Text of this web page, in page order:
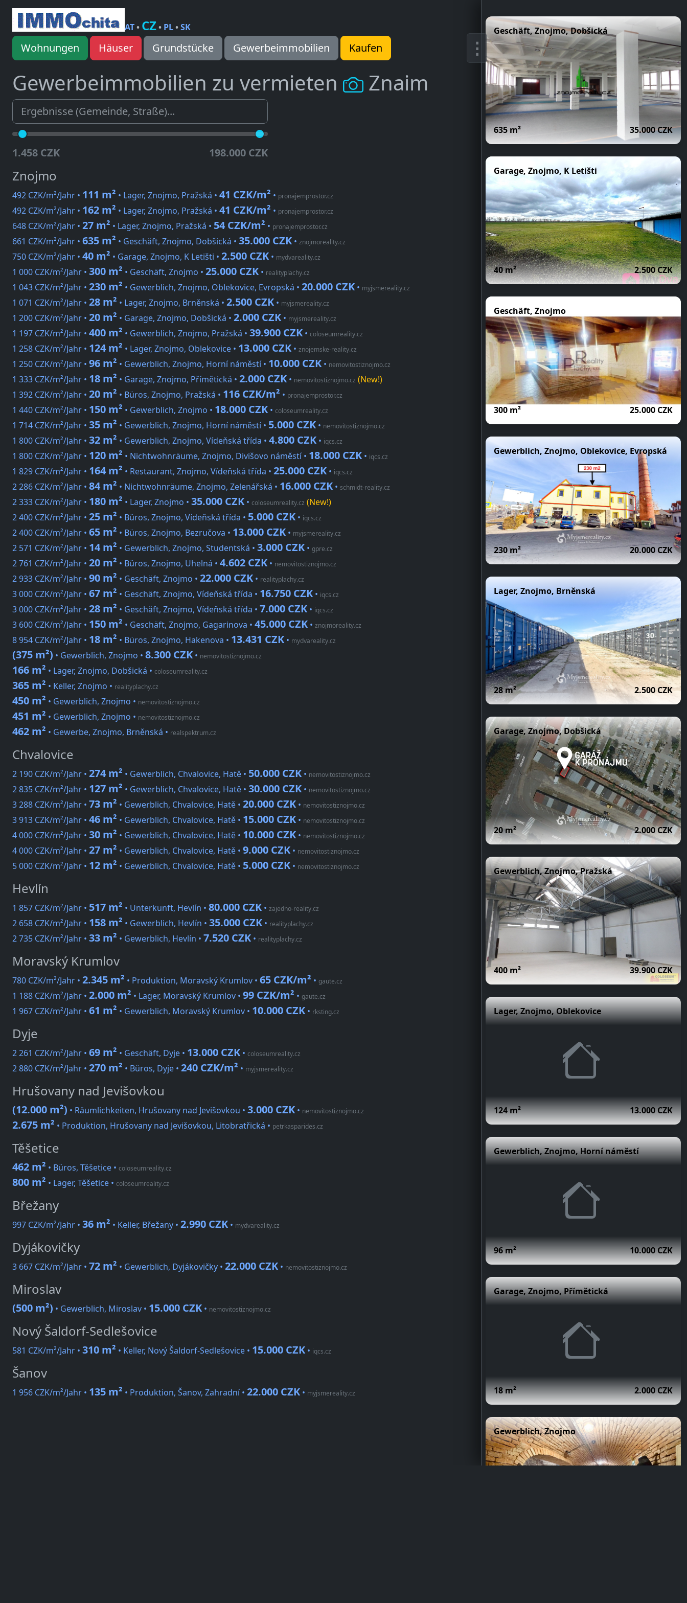
AT• CZ• PL•SK
Wohnungen Häuser Grundstücke Gewerbeimmobilien Kaufen
Gewerbeimmobilien zu vermieten Znaim
1.458 CZK 198.000 CZK
Znojmo
492 CZK/m²/Jahr • 111 m² • Lager, Znojmo, Pražská • 41 CZK/m² • pronajemprostor.cz
492 CZK/m²/Jahr • 162 m² • Lager, Znojmo, Pražská • 41 CZK/m² • pronajemprostor.cz
648 CZK/m²/Jahr • 27 m² • Lager, Znojmo, Pražská • 54 CZK/m² • pronajemprostor.cz
661 CZK/m²/Jahr • 635 m² • Geschäft, Znojmo, Dobšická • 35.000 CZK • znojmoreality.cz
750 CZK/m²/Jahr • 40 m² • Garage, Znojmo, K Letišti • 2.500 CZK • mydvareality.cz
1 000 CZK/m²/Jahr • 300 m² • Geschäft, Znojmo • 25.000 CZK • realityplachy.cz
1 043 CZK/m²/Jahr • 230 m² • Gewerblich, Znojmo, Oblekovice, Evropská • 20.000 CZK • myjsmereality.cz
1 071 CZK/m²/Jahr • 28 m² • Lager, Znojmo, Brněnská • 2.500 CZK • myjsmereality.cz
1 200 CZK/m²/Jahr • 20 m² • Garage, Znojmo, Dobšická • 2.000 CZK • myjsmereality.cz
1 197 CZK/m²/Jahr • 400 m² • Gewerblich, Znojmo, Pražská • 39.900 CZK • coloseumreality.cz
1 258 CZK/m²/Jahr • 124 m² • Lager, Znojmo, Oblekovice • 13.000 CZK • znojemske-reality.cz
1 250 CZK/m²/Jahr • 96 m² • Gewerblich, Znojmo, Horní náměstí • 10.000 CZK • nemovitostiznojmo.cz
1 333 CZK/m²/Jahr • 18 m² • Garage, Znojmo, Přímětická • 2.000 CZK • nemovitostiznojmo.cz (New!)
1 392 CZK/m²/Jahr • 20 m² • Büros, Znojmo, Pražská • 116 CZK/m² • pronajemprostor.cz
1 440 CZK/m²/Jahr • 150 m² • Gewerblich, Znojmo • 18.000 CZK • coloseumreality.cz
1 714 CZK/m²/Jahr • 35 m² • Gewerblich, Znojmo, Horní náměstí • 5.000 CZK • nemovitostiznojmo.cz
1 800 CZK/m²/Jahr • 32 m² • Gewerblich, Znojmo, Vídeňská třída • 4.800 CZK • iqcs.cz
1 800 CZK/m²/Jahr • 120 m² • Nichtwohnräume, Znojmo, Divišovo náměstí • 18.000 CZK • iqcs.cz
1 829 CZK/m²/Jahr • 164 m² • Restaurant, Znojmo, Vídeňská třída • 25.000 CZK • iqcs.cz
2 286 CZK/m²/Jahr • 84 m² • Nichtwohnräume, Znojmo, Zelenářská • 16.000 CZK • schmidt-reality.cz
2 333 CZK/m²/Jahr • 180 m² • Lager, Znojmo • 35.000 CZK • coloseumreality.cz (New!)
2 400 CZK/m²/Jahr • 25 m² • Büros, Znojmo, Vídeňská třída • 5.000 CZK • iqcs.cz
2 400 CZK/m²/Jahr • 65 m² • Büros, Znojmo, Bezručova • 13.000 CZK • myjsmereality.cz
2 571 CZK/m²/Jahr • 14 m² • Gewerblich, Znojmo, Studentská • 3.000 CZK • gpre.cz
2 761 CZK/m²/Jahr • 20 m² • Büros, Znojmo, Uhelná • 4.602 CZK • nemovitostiznojmo.cz
2 933 CZK/m²/Jahr • 90 m² • Geschäft, Znojmo • 22.000 CZK • realityplachy.cz
3 000 CZK/m²/Jahr • 67 m² • Geschäft, Znojmo, Vídeňská třída • 16.750 CZK • iqcs.cz
3 000 CZK/m²/Jahr • 28 m² • Geschäft, Znojmo, Vídeňská třída • 7.000 CZK • iqcs.cz
3 600 CZK/m²/Jahr • 150 m² • Geschäft, Znojmo, Gagarinova • 45.000 CZK • znojmoreality.cz
8 954 CZK/m²/Jahr • 18 m² • Büros, Znojmo, Hakenova • 13.431 CZK • mydvareality.cz
(375 m²) • Gewerblich, Znojmo • 8.300 CZK • nemovitostiznojmo.cz
166 m² • Lager, Znojmo, Dobšická • coloseumreality.cz
365 m² • Keller, Znojmo • realityplachy.cz
450 m² • Gewerblich, Znojmo • nemovitostiznojmo.cz
451 m² • Gewerblich, Znojmo • nemovitostiznojmo.cz
462 m² • Gewerbe, Znojmo, Brněnská • realspektrum.cz
Chvalovice
2 190 CZK/m²/Jahr • 274 m² • Gewerblich, Chvalovice, Hatě • 50.000 CZK • nemovitostiznojmo.cz
2 835 CZK/m²/Jahr • 127 m² • Gewerblich, Chvalovice, Hatě • 30.000 CZK • nemovitostiznojmo.cz
3 288 CZK/m²/Jahr • 73 m² • Gewerblich, Chvalovice, Hatě • 20.000 CZK • nemovitostiznojmo.cz
3 913 CZK/m²/Jahr • 46 m² • Gewerblich, Chvalovice, Hatě • 15.000 CZK • nemovitostiznojmo.cz
4 000 CZK/m²/Jahr • 30 m² • Gewerblich, Chvalovice, Hatě • 10.000 CZK • nemovitostiznojmo.cz
4 000 CZK/m²/Jahr • 27 m² • Gewerblich, Chvalovice, Hatě • 9.000 CZK • nemovitostiznojmo.cz
5 000 CZK/m²/Jahr • 12 m² • Gewerblich, Chvalovice, Hatě • 5.000 CZK • nemovitostiznojmo.cz
Hevlín
1 857 CZK/m²/Jahr • 517 m² • Unterkunft, Hevlín • 80.000 CZK • zajedno-reality.cz
2 658 CZK/m²/Jahr • 158 m² • Gewerblich, Hevlín • 35.000 CZK • realityplachy.cz
2 735 CZK/m²/Jahr • 33 m² • Gewerblich, Hevlín • 7.520 CZK • realityplachy.cz
Moravský Krumlov
780 CZK/m²/Jahr • 2.345 m² • Produktion, Moravský Krumlov • 65 CZK/m² • gaute.cz
1 188 CZK/m²/Jahr • 2.000 m² • Lager, Moravský Krumlov • 99 CZK/m² • gaute.cz
1 967 CZK/m²/Jahr • 61 m² • Gewerblich, Moravský Krumlov • 10.000 CZK • rksting.cz
Dyje
2 261 CZK/m²/Jahr • 69 m² • Geschäft, Dyje • 13.000 CZK • coloseumreality.cz
2 880 CZK/m²/Jahr • 270 m² • Büros, Dyje • 240 CZK/m² • myjsmereality.cz
Hrušovany nad Jevišovkou
(12.000 m²) • Räumlichkeiten, Hrušovany nad Jevišovkou • 3.000 CZK • nemovitostiznojmo.cz
2.675 m² • Produktion, Hrušovany nad Jevišovkou, Litobratřická • petrkasparides.cz
Těšetice
462 m² • Büros, Těšetice • coloseumreality.cz
800 m² • Lager, Těšetice • coloseumreality.cz
Břežany
997 CZK/m²/Jahr • 36 m² • Keller, Břežany • 2.990 CZK • mydvareality.cz
Dyjákovičky
3 667 CZK/m²/Jahr • 72 m² • Gewerblich, Dyjákovičky • 22.000 CZK • nemovitostiznojmo.cz
Miroslav
(500 m²) • Gewerblich, Miroslav • 15.000 CZK • nemovitostiznojmo.cz
Nový Šaldorf-Sedlešovice
581 CZK/m²/Jahr • 310 m² • Keller, Nový Šaldorf-Sedlešovice • 15.000 CZK • iqcs.cz
Šanov
1 956 CZK/m²/Jahr • 135 m² • Produktion, Šanov, Zahradní • 22.000 CZK • myjsmereality.cz